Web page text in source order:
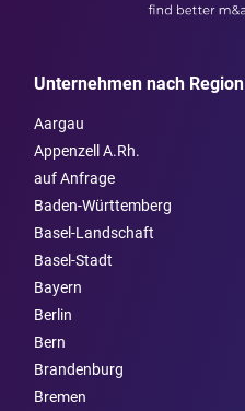
Unternehmen nach Region
Aargau
Appenzell A.Rh.
auf Anfrage
Baden-Württemberg
Basel-Landschaft
Basel-Stadt
Bayern
Berlin
Bern
Brandenburg
Bremen